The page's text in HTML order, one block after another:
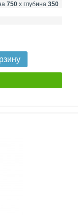
750 х глубина 350